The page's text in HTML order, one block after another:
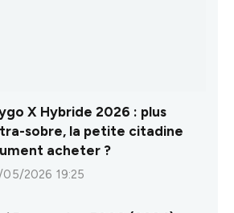
X Hybride 2026 : plus
sobre, la petite citadine
acheter ?
05/2026 19:25